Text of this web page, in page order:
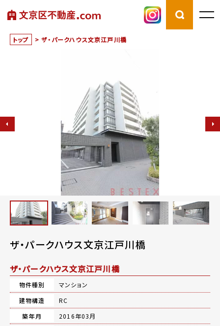
トップ > ザ・パークハウス文京江戸川橋
ザ・パークハウス文京江戸川橋
ザ・パークハウス文京江戸川橋
物件種別
マンション
建物構造
RC
築年月
2016年03月